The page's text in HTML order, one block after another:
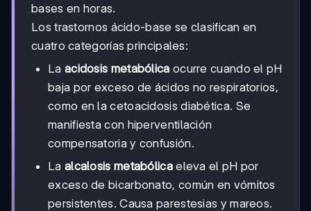
bases en horas.
Los trastornos ácido-base se clasifican en
cuatro categorías principales:
La acidosis metabólica ocurre cuando el pH
baja por exceso de ácidos no respiratorios,
como en la cetoacidosis diabética. Se
manifiesta con hiperventilación
compensatoria y confusión.
La alcalosis metabólicaeleva el pH por
exceso de bicarbonato, común en vómitos
persistentes. Causa parestesias y mareos.